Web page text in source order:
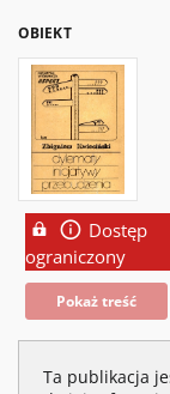
OBIEKT
Dostęp
ograniczony
Pokaż treść
Ta publikacja